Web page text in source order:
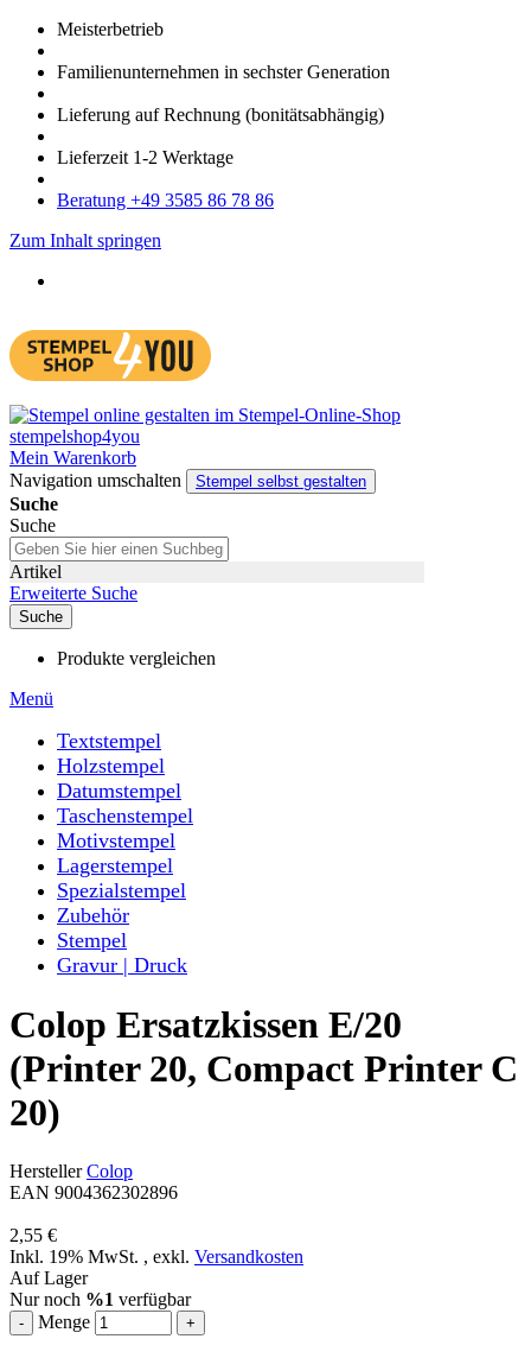
Meister­betrieb
Familien­unter­nehmen in sechster Gene­ration
Lieferung auf Rech­nung (bonitätsabhängig)
Liefer­zeit 1-2 Werk­tage
Bera­tung +49 3585 86 78 86
Zum Inhalt springen
Mein Warenkorb
Navigation umschalten
Stempel selbst gestalten
Suche
Suche
Artikel
Erweiterte Suche
Suche
Produkte vergleichen
Menü
Textstempel
Holzstempel
Datumstempel
Taschenstempel
Motivstempel
Lagerstempel
Spezialstempel
Zubehör
Stempel
Gravur | Druck
Colop Ersatzkissen E/20
(Printer 20, Compact Printer C
20)
HerstellerColop
EAN 9004362302896
2,55 €
Inkl. 19% MwSt. , exkl. Versandkosten
Auf Lager
Nur noch %1 verfügbar
- Menge +